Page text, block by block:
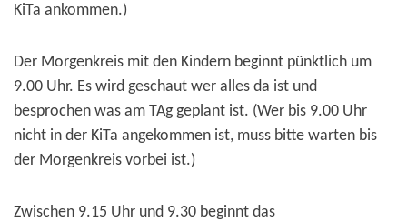
KiTa ankommen.)
Der Morgenkreis mit den Kindern beginnt pünktlich um
9.00 Uhr. Es wird geschaut wer alles da ist und
besprochen was am TAg geplant ist. (Wer bis 9.00 Uhr
nicht in der KiTa angekommen ist, muss bitte warten bis
der Morgenkreis vorbei ist.)
Zwischen 9.15 Uhr und 9.30 beginnt das